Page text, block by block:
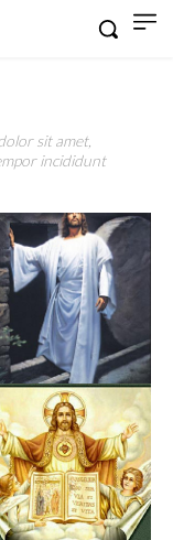
sit amet,
incididunt